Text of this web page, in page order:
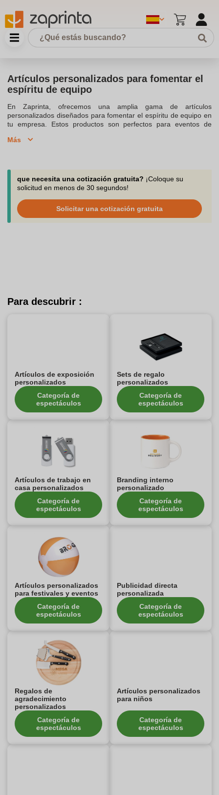
Artículos personalizados para fomentar el
espíritu de equipo
En Zaprinta, ofrecemos una amplia gama de artículos
personalizados diseñados para fomentar el espíritu de equipo en
tu empresa. Estos productos son perfectos para eventos de
miembros del equipo y a mejorar la comunicación. Desde juegos
positivo. Además, todos nuestros productos son personalizables
con el logotipo de tu empresa, lo que añade un toque corporativo
a las actividades de team building. Fortalece el espíritu de equipo
Más
que necesita una cotización gratuita? ¡Coloque su
solicitud en menos de 30 segundos!
Solicitar una cotización gratuita
Para descubrir :
Artículos de exposición
personalizados
Categoría de
espectáculos
Sets de regalo
personalizados
Categoría de
espectáculos
Artículos de trabajo en
casa personalizados
Categoría de
espectáculos
Branding interno
personalizado
Categoría de
espectáculos
Artículos personalizados
para festivales y eventos
Categoría de
espectáculos
Publicidad directa
personalizada
Categoría de
espectáculos
Regalos de
agradecimiento
personalizados
Categoría de
espectáculos
Artículos personalizados
para niños
Categoría de
espectáculos